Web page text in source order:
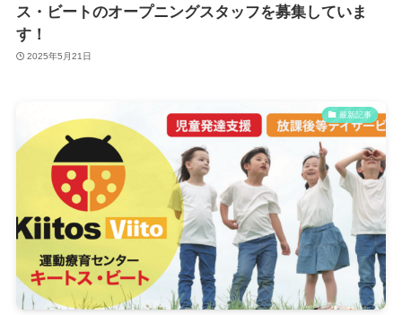
ス・ビートのオープニングスタッフを募集していま
す！
2025年5月21日
最新記事